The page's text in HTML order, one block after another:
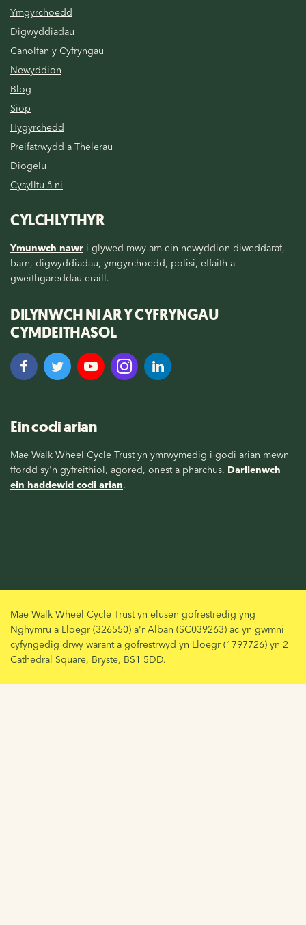
Ymgyrchoedd
Digwyddiadau
Canolfan y Cyfryngau
Newyddion
Blog
Siop
Hygyrchedd
Preifatrwydd a Thelerau
Diogelu
Cysylltu â ni
CYLCHLYTHYR
Ymunwch nawr i glywed mwy am ein newyddion diweddaraf,
barn, digwyddiadau, ymgyrchoedd, polisi, effaith a
gweithgareddau eraill.
DILYNWCH NI AR Y CYFRYNGAU
CYMDEITHASOL
Ein codi arian
Mae Walk Wheel Cycle Trust yn ymrwymedig i godi arian mewn
ffordd sy'n gyfreithiol, agored, onest a pharchus. Darllenwch
ein haddewid codi arian.
Mae Walk Wheel Cycle Trust yn elusen gofrestredig yng
Nghymru a Lloegr (326550) a'r Alban (SC039263) ac yn gwmni
cyfyngedig drwy warant a gofrestrwyd yn Lloegr (1797726) yn 2
Cathedral Square, Bryste, BS1 5DD.